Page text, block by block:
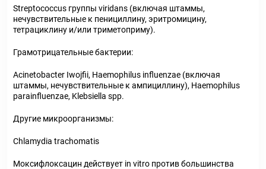
Streptococcus группы viridans (включая штаммы,
нечувствительные к пенициллину, эритромицину,
тетрациклину и/или триметоприму).
Грамотрицательные бактерии:
Acinetobacter Iwojfii, Haemophilus influenzae (включая
штаммы, нечувствительные к ампициллину), Haemophilus
parainfluenzae, Klebsiella spp.
Другие микроорганизмы:
Chlamydia trachomatis
Моксифлоксацин действует in vitro против большинства